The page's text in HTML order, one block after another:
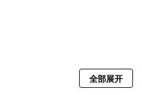
全部展开